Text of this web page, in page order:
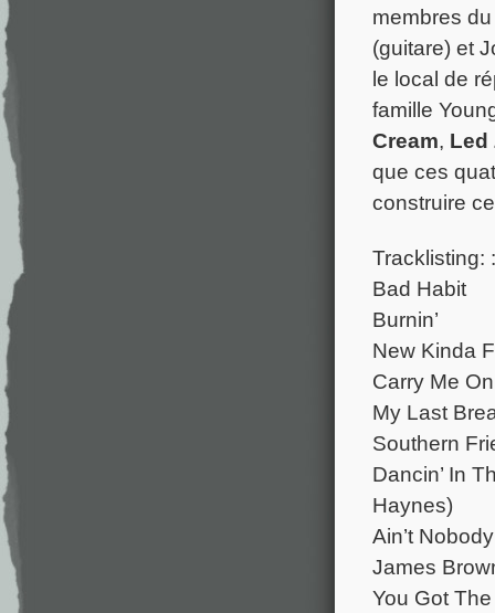
membres
(guitare) et
le local de
famille
Cream, Led
que ces
construire
Tracklisting: :
Bad Habit
Burnin’
New Kinda
Carry Me
My Last
Southern
Dancin’ In
Haynes)
Ain’t Nobody
James
You Got